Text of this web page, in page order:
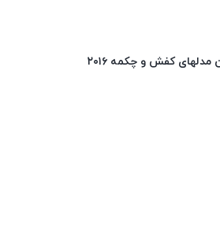
کفش و چکمه ۲۰۱۶